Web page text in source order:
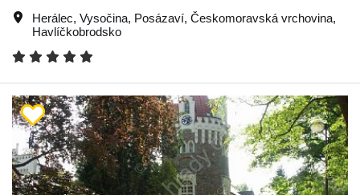
Herálec, Vysočina, Posázaví, Českomoravská vrchovina,
Havlíčkobrodsko